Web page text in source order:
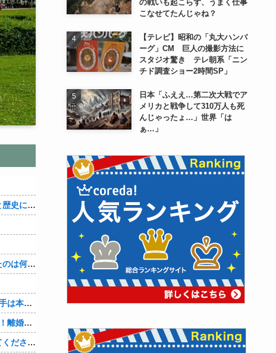
織田信雄って、「織田信雄はバカ」と歴史に書かれているが今まで家が残っているんでバカではないよな？
３～１５世紀に文明が発展しなかったのは何故か？
7年も付き合ってきた彼女。『浮気相手は本気で好き、でも今の生活は壊したくない。あなたは家族で、浮気相手は恋人。それじゃ駄目なの？』人の心なんて持ってなかったｗ
山本里菜アナ、結婚生活4年半で終了！離婚コメントには疑問の声
嫁の携帯メールには、最初は「やめてください。警察に相談します」とかだったけど、最近は「昨日もすごかった。間君のが中でビクピｋ（ｒｙ」とｗ しかも羽目鳥も満載だった！
の戦いも起こらず、うまく仕事
こなせてたんじゃね？
【テレビ】昭和の「丸大ハンバ
ーグ」CM 巨人の撮影方法に
スタジオ驚き テレ朝系「ニン
チド調査ショー2時間SP」
日本「ふええ…第二次大戦でア
メリカと戦争して310万人も死
んじゃったょ…」世界「は
ぁ…」